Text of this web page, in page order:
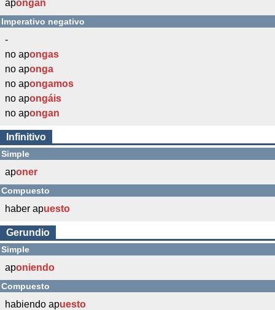
apongan
Imperativo negativo
-
no apongas
no aponga
no apongamos
no apongáis
no apongan
Infinitivo
Simple
aponer
Compuesto
haber apuesto
Gerundio
Simple
aponiendo
Compuesto
habiendo apuesto